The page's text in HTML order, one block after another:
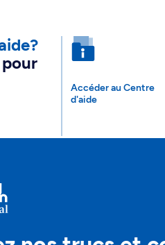
Accéder au Centre
d'aide